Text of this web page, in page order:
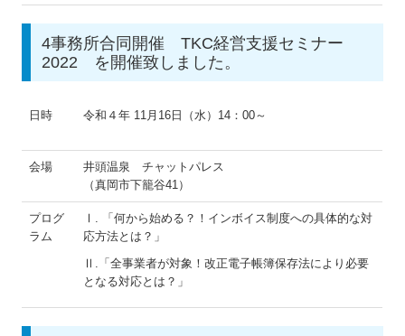
募集要項
4事務所合同開催 TKC経営支援セミナー
2022 を開催致しました。
日時 令和４年 11月16日（水）14：00～
会場
井頭温泉 チャットパレス
（真岡市下籠谷41）
プログ
ラム
Ⅰ. 「何から始める？！インボイス制度への具体的な対
応方法とは？」
Ⅱ.「全事業者が対象！改正電子帳簿保存法により必要
となる対応とは？」